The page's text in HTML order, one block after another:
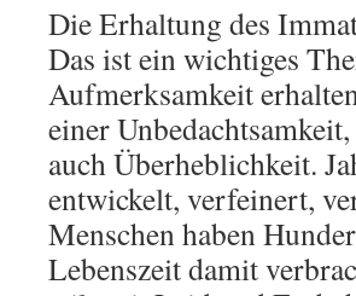
Die Erhaltung des
Das ist ein wichtiges
Aufmerksamkeit
einer
auch Überheblichkeit.
entwickelt, verfeinert,
Menschen haben
Lebenszeit damit